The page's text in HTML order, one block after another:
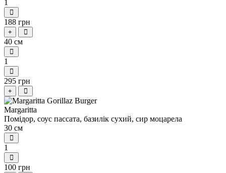
1
188 грн
+
40 см
1
295 грн
+
Мargaritta
Помідор, соус пассата, базилік сухий, сир моцарела
30 см
1
100 грн